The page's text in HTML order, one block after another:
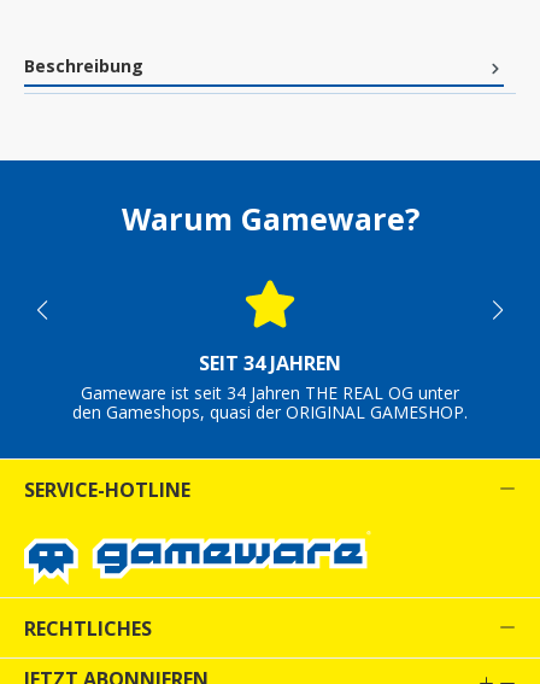
Beschreibung
Warum Gameware?
SEIT 34 JAHREN
Gameware ist seit 34 Jahren THE REAL OG unter
den Gameshops, quasi der ORIGINAL GAMESHOP.
SERVICE-HOTLINE
RECHTLICHES